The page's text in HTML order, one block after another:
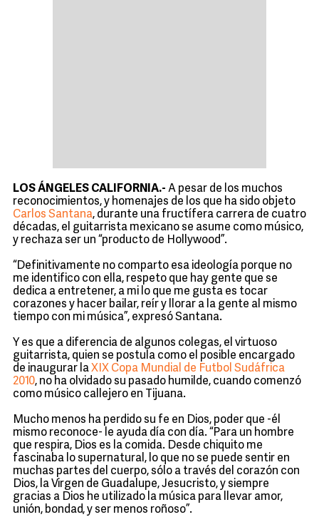
LOS ÁNGELES CALIFORNIA.- A pesar de los muchos
reconocimientos, y homenajes de los que ha sido objeto
Carlos Santana, durante una fructífera carrera de cuatro
décadas, el guitarrista mexicano se asume como músico,
y rechaza ser un “producto de Hollywood”.
“Definitivamente no comparto esa ideología porque no
me identifico con ella, respeto que hay gente que se
dedica a entretener, a mi lo que me gusta es tocar
corazones y hacer bailar, reír y llorar a la gente al mismo
tiempo con mi música”, expresó Santana.
Y es que a diferencia de algunos colegas, el virtuoso
guitarrista, quien se postula como el posible encargado
de inaugurar laXIX Copa Mundial de Futbol Sudáfrica
2010, no ha olvidado su pasado humilde, cuando comenzó
como músico callejero en Tijuana.
Mucho menos ha perdido su fe en Dios, poder que -él
mismo reconoce- le ayuda día con día. “Para un hombre
que respira, Dios es la comida. Desde chiquito me
fascinaba lo supernatural, lo que no se puede sentir en
muchas partes del cuerpo, sólo a través del corazón con
Dios, la Virgen de Guadalupe, Jesucristo, y siempre
gracias a Dios he utilizado la música para llevar amor,
unión, bondad, y ser menos roñoso”.